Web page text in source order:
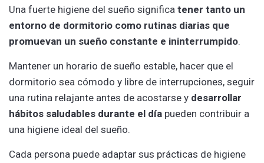
Una fuerte higiene del sueño significa tener tanto un
entorno de dormitorio como rutinas diarias que
promuevan un sueño constante e ininterrumpido.
Mantener un horario de sueño estable, hacer que el
dormitorio sea cómodo y libre de interrupciones, seguir
una rutina relajante antes de acostarse y desarrollar
hábitos saludables durante el día pueden contribuir a
una higiene ideal del sueño.
Cada persona puede adaptar sus prácticas de higiene